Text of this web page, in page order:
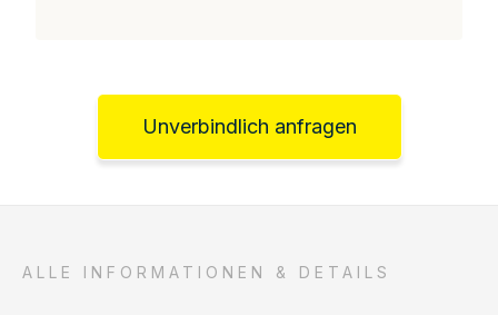
Unverbindlich anfragen
ALLE INFORMATIONEN & DETAILS